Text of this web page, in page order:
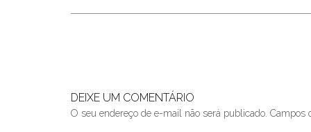
DEIXE UM COMENTÁRIO
O seu endereço de e-mail não será publicado. Campos